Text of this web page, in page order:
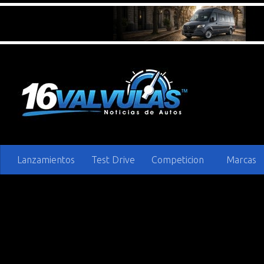
Lanzamientos Test Drive Competicion Marcas